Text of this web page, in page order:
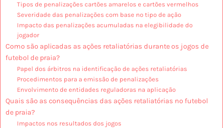
Tipos de penalizações cartões amarelos e cartões vermelhos
Severidade das penalizações com base no tipo de ação
Impacto das penalizações acumuladas na elegibilidade do
jogador
Como são aplicadas as ações retaliatórias durante os jogos de
futebol de praia?
Papel dos árbitros na identificação de ações retaliatórias
Procedimentos para a emissão de penalizações
Envolvimento de entidades reguladoras na aplicação
Quais são as consequências das ações retaliatórias no futebol
de praia?
Impactos nos resultados dos jogos